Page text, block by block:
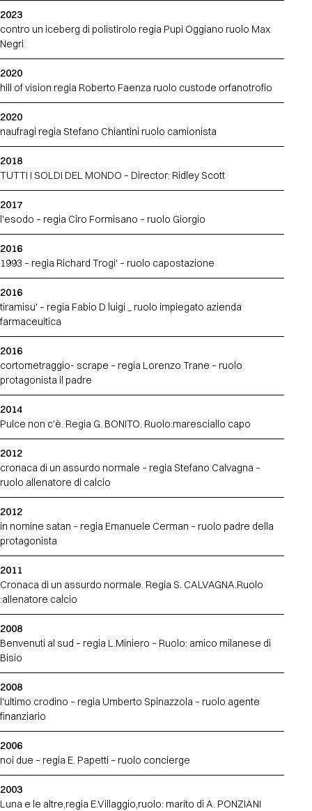
2023
contro un iceberg di polistirolo regia Pupi Oggiano ruolo Max
Negri
2020
hill of vision regia Roberto Faenza ruolo custode orfanotrofio
2020
naufragi regia Stefano Chiantini ruolo camionista
2018
TUTTI I SOLDI DEL MONDO – Director: Ridley Scott
2017
l'esodo – regia Ciro Formisano – ruolo Giorgio
2016
1993 – regia Richard Trogi' – ruolo capostazione
2016
tiramisu' – regia Fabio D luigi _ ruolo impiegato azienda
farmaceuitica
2016
cortometraggio- scrape – regia Lorenzo Trane – ruolo
protagonista il padre
2014
Pulce non c'è. Regia G. BONITO. Ruolo:maresciallo capo
2012
cronaca di un assurdo normale – regia Stefano Calvagna –
ruolo allenatore di calcio
2012
in nomine satan – regia Emanuele Cerman – ruolo padre della
protagonista
2011
Cronaca di un assurdo normale. Regia S. CALVAGNA.Ruolo
:allenatore calcio
2008
Benvenuti al sud – regia L.Miniero – Ruolo: amico milanese di
Bisio
2008
l'ultimo crodino – regia Umberto Spinazzola – ruolo agente
finanziario
2006
noi due – regia E. Papetti – ruolo concierge
2003
Luna e le altre,regia E.Villaggio,ruolo: marito di A. PONZIANI